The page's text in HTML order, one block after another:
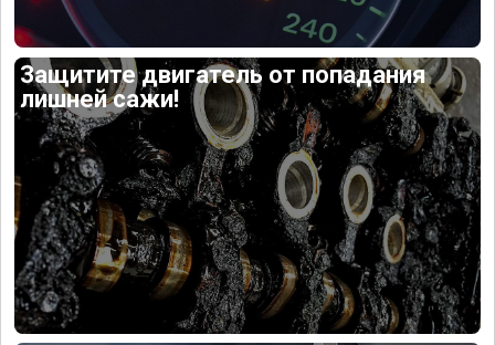
Защитите двигатель от попадания
лишней сажи!